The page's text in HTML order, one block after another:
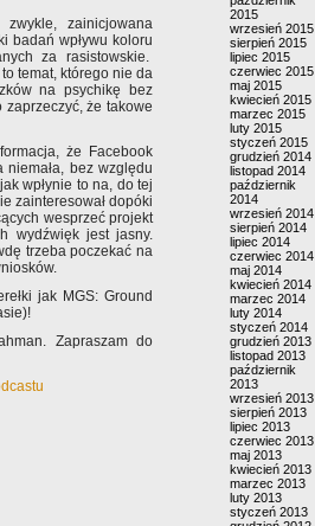
zainicjowana
badań wpływu koloru
za rasistowskie.
temat, którego nie da
na psychikę bez
że takowe
że Facebook
bez względu
wpłynie to na, do tej
zainteresował dopóki
wesprzeć projekt
wydźwięk jest jasny.
trzeba poczekać na
jak MGS: Ground
Zapraszam do
2015
wrzesień 2015
sierpień 2015
lipiec 2015
czerwiec 2015
maj 2015
kwiecień 2015
marzec 2015
luty 2015
styczeń 2015
grudzień 2014
listopad 2014
październik
2014
wrzesień 2014
sierpień 2014
lipiec 2014
czerwiec 2014
maj 2014
kwiecień 2014
marzec 2014
luty 2014
styczeń 2014
grudzień 2013
listopad 2013
październik
2013
wrzesień 2013
sierpień 2013
lipiec 2013
czerwiec 2013
maj 2013
kwiecień 2013
marzec 2013
luty 2013
styczeń 2013